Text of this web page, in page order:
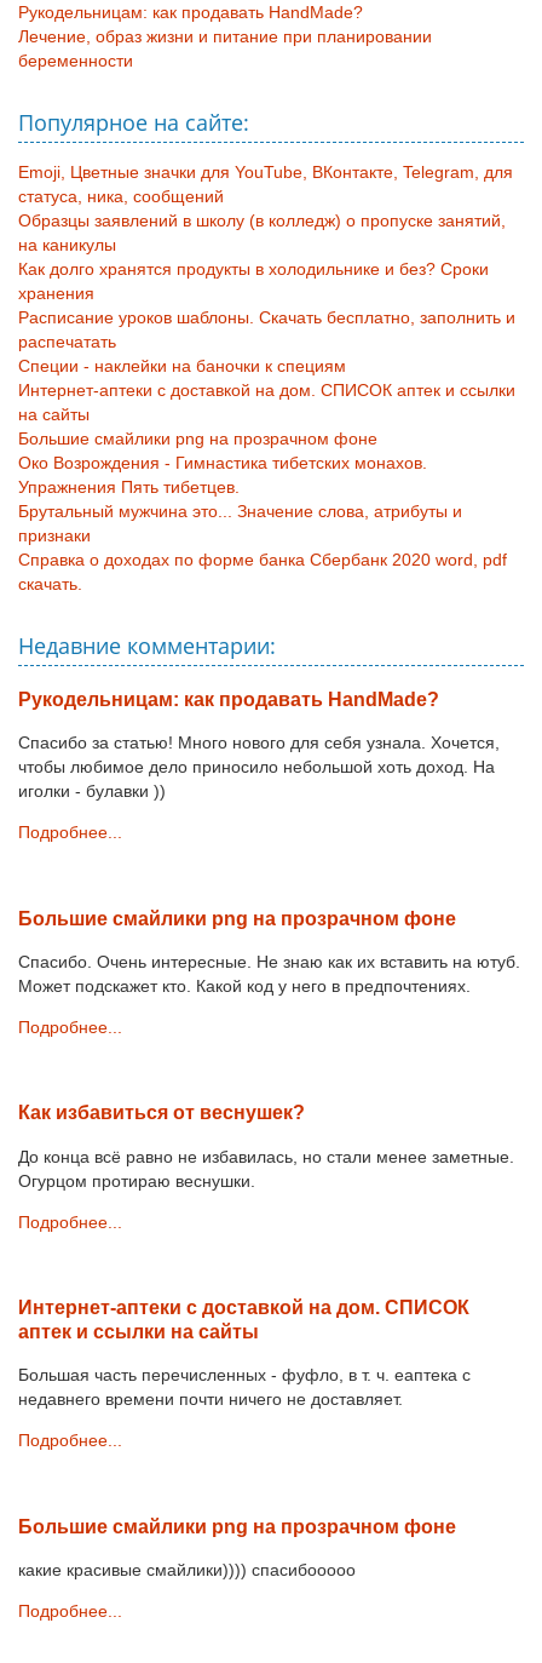
Рукодельницам: как продавать HandMade?
Лечение, образ жизни и питание при планировании
беременности
Популярное на сайте:
Emoji, Цветные значки для YouTube, ВКонтакте, Telegram, для
статуса, ника, сообщений
Образцы заявлений в школу (в колледж) о пропуске занятий,
на каникулы
Как долго хранятся продукты в холодильнике и без? Сроки
хранения
Расписание уроков шаблоны. Скачать бесплатно, заполнить и
распечатать
Специи - наклейки на баночки к специям
Интернет-аптеки с доставкой на дом. СПИСОК аптек и ссылки
на сайты
Большие смайлики png на прозрачном фоне
Око Возрождения - Гимнастика тибетских монахов.
Упражнения Пять тибетцев.
Брутальный мужчина это... Значение слова, атрибуты и
признаки
Справка о доходах по форме банка Сбербанк 2020 word, pdf
скачать.
Недавние комментарии:
Рукодельницам: как продавать HandMade?
Спасибо за статью! Много нового для себя узнала. Хочется,
чтобы любимое дело приносило небольшой хоть доход. На
иголки - булавки ))
Подробнее...
Большие смайлики png на прозрачном фоне
Спасибо. Очень интересные. Не знаю как их вставить на ютуб.
Может подскажет кто. Какой код у него в предпочтениях.
Подробнее...
Как избавиться от веснушек?
До конца всё равно не избавилась, но стали менее заметные.
Огурцом протираю веснушки.
Подробнее...
Интернет-аптеки с доставкой на дом. СПИСОК
аптек и ссылки на сайты
Большая часть перечисленных - фуфло, в т. ч. еаптека с
недавнего времени почти ничего не доставляет.
Подробнее...
Большие смайлики png на прозрачном фоне
какие красивые смайлики)))) спасибооооо
Подробнее...